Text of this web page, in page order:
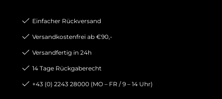
Einfacher Rückversand
Versandkostenfrei ab €90,-
Versandfertig in 24h
14 Tage Rückgaberecht
+43 (0) 2243 28000 (MO – FR / 9 – 14 Uhr)